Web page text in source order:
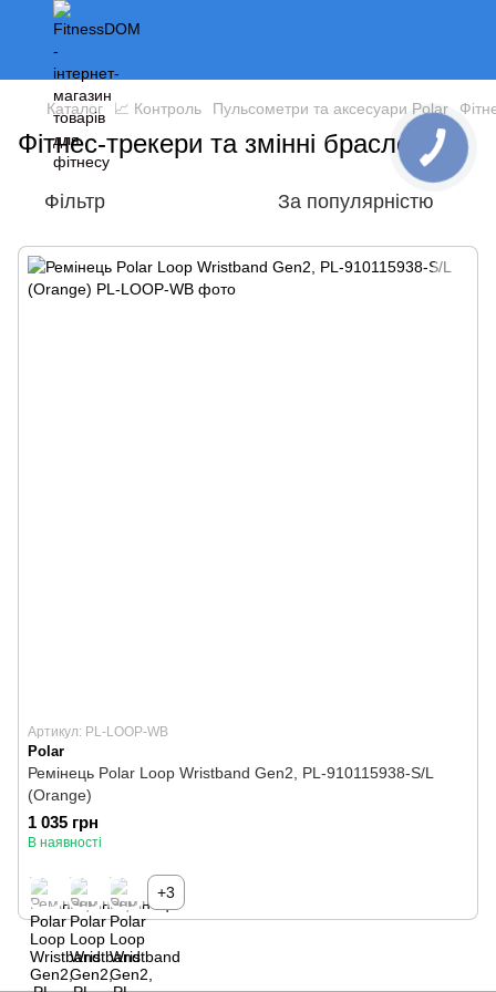
Каталог 📈 Контроль Пульсометри та аксесуари Polar
Фітнес-трекери та змінні браслети
Фільтр За популярністю
Артикул: PL-LOOP-WB
Polar
Ремінець Polar Loop Wristband Gen2, PL-910115938-S/L
(Orange)
1 035 грн
В наявності
+3